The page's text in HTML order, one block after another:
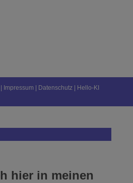
Impressum Datenschutz| Hello-KI
hier in meinen